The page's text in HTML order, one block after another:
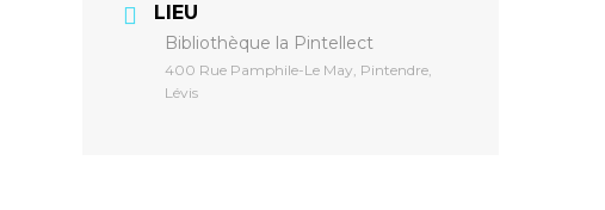
LIEU
Bibliothèque la Pintellect
400 Rue Pamphile-Le May, Pintendre,
Lévis